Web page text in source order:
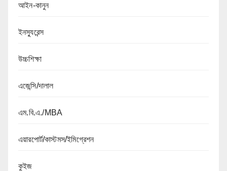
আইন-কানুন
ইনস্যুরেন্স
উচ্চশিক্ষা
এজেন্সি/দালাল
এম.বি.এ./MBA
এয়ারপোর্ট/কাস্টমস/ইমিগ্রেশন
কুইজ